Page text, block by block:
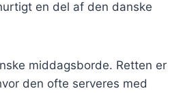
en del af den danske
middagsborde. Retten er
den ofte serveres med